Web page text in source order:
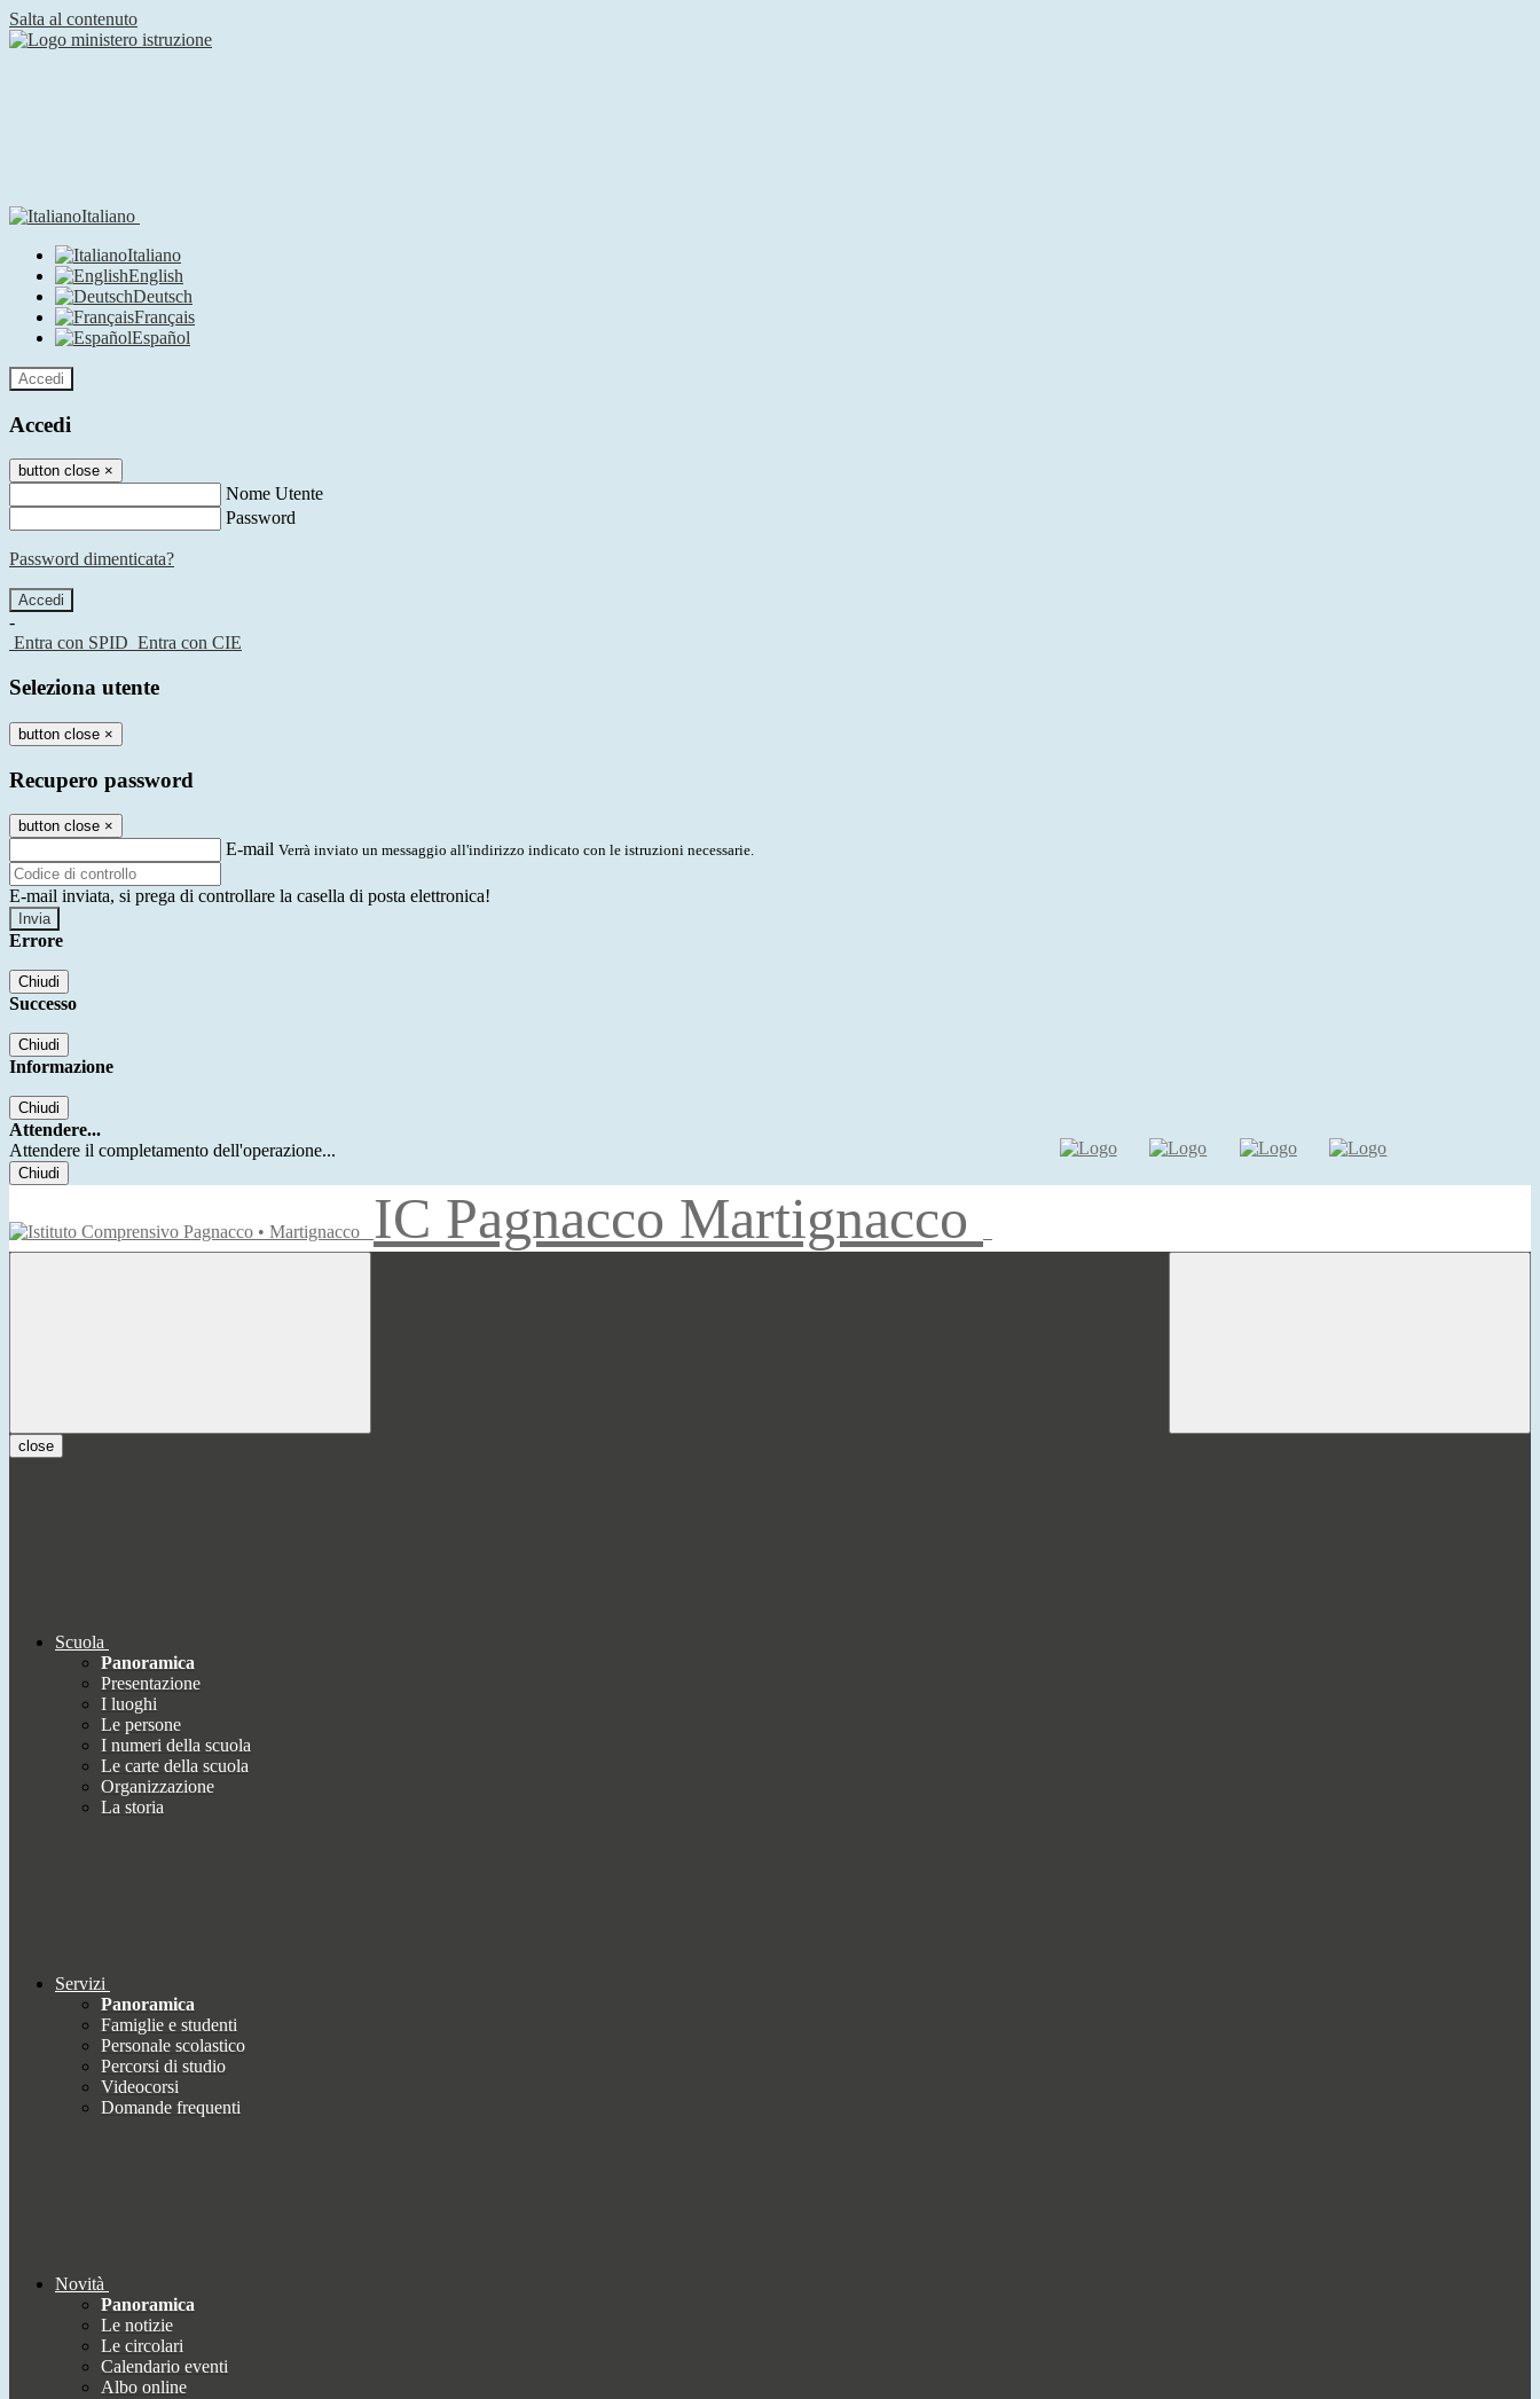
Salta al contenuto
Italiano
Italiano
English
Deutsch
Français
Español
Accedi
Accedi
button close ×
Nome Utente
Password
Password dimenticata?
-
Entra con SPID Entra con CIE
Seleziona utente
button close ×
Recupero password
button close ×
E-mail Verrà inviato un messaggio all'indirizzo indicato con le istruzioni necessarie.
E-mail inviata, si prega di controllare la casella di posta elettronica!
Errore
Chiudi
Successo
Chiudi
Informazione
Chiudi
Attendere...
Attendere il completamento dell'operazione...
Chiudi
IC Pagnacco Martignacco
close
Scuola
Panoramica
Presentazione
I luoghi
Le persone
I numeri della scuola
Le carte della scuola
Organizzazione
La storia
Servizi
Panoramica
Famiglie e studenti
Personale scolastico
Percorsi di studio
Videocorsi
Domande frequenti
Novità
Panoramica
Le notizie
Le circolari
Calendario eventi
Albo online